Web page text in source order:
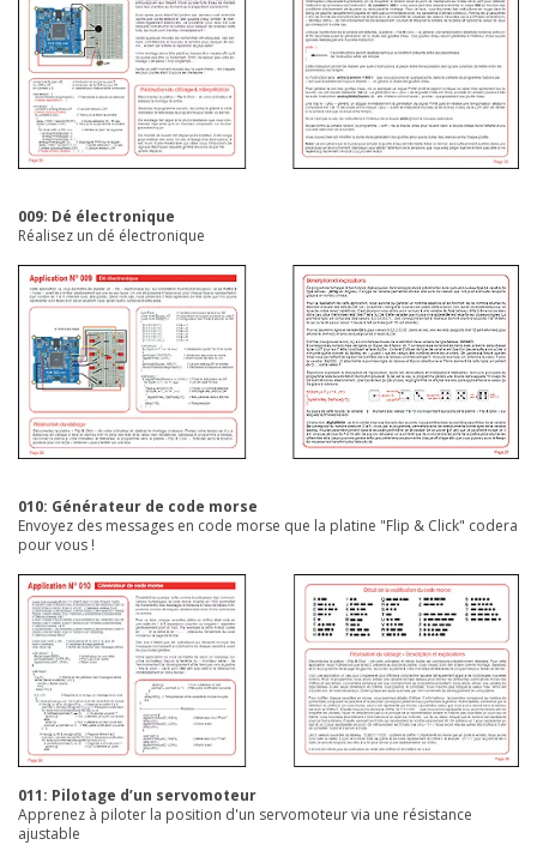
009: Dé électronique
Réalisez un dé électronique
010: Générateur de code morse
Envoyez des messages en code morse que la platine "Flip & Click" codera
pour vous !
011: Pilotage d’un servomoteur
Apprenez à piloter la position d'un servomoteur via une résistance
ajustable